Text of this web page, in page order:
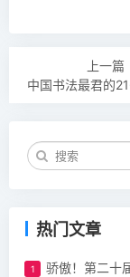
上一篇
中国书法最君的216字，汇聚
热门文章
骄傲！第二十